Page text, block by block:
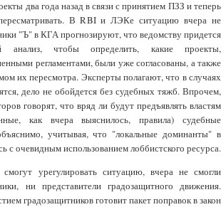
два года назад в связи с принятием ПЗЗ и теперь
В RBI и ЛЭКе ситуацию вчера не
"Ъ" в КГА прогнозируют, что ведомству придется
анализ, чтобы определить, какие проекты,
регламентами, были уже согласованы, а также
их пересмотра. Эксперты полагают, что в случаях
дело не обойдется без судебных тяжб. Впрочем,
говорят, что вряд ли будут предъявлять властям
как вчера выяснилось, правила) судебные
учитывая, что "локальные доминанты" в
с очевидным использованием лоббистского ресурса.
урегулировать ситуацию, вчера не смогли
ни представители градозащитного движения.
градозащитников готовит пакет поправок в закон